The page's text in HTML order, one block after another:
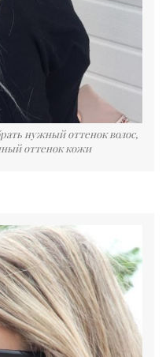
нужный оттенок волос,
оттенок кожи